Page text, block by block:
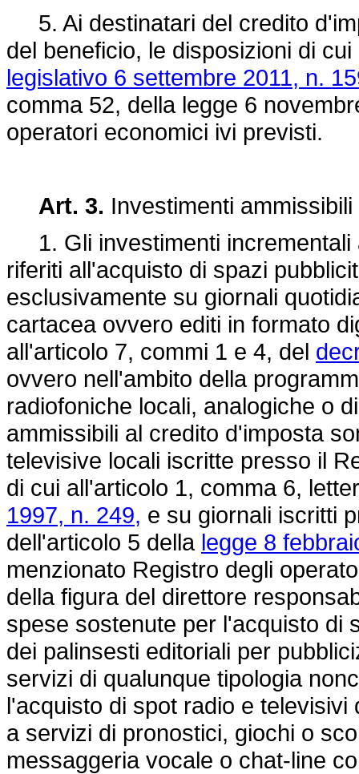
5. Ai destinatari del credito
del beneficio, le disposizioni di
legislativo 6 settembre 2011, n.
comma 52, della legge 6
operatori economici ivi previsti.
Art. 3. Investimenti ammissibili
1. Gli investimenti incrementali
riferiti all'acquisto di spazi
esclusivamente su giornali
cartacea ovvero editi in formato
all'articolo 7, commi 1 e 4, del
ovvero nell'ambito della
radiofoniche locali, analogiche o
ammissibili al credito d'imposta
televisive locali iscritte presso il
di cui all'articolo 1, comma 6,
1997, n. 249, e su giornali iscritti
dell'articolo 5 della legge 8
menzionato Registro degli
della figura del direttore
spese sostenute per l'acquisto di
dei palinsesti editoriali per
servizi di qualunque tipologia
l'acquisto di spot radio e
a servizi di pronostici, giochi o
messaggeria vocale o chat-line